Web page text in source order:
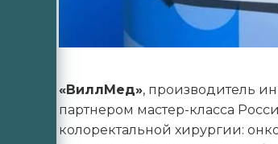
«ВиллМед», производитель
партнером мастер-класса
колоректальной хирургии: